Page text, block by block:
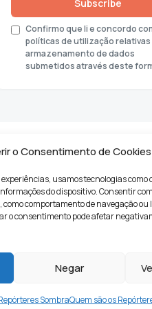
o Consentimento de Cookies
usamos tecnologias como
do dispositivo. Consentir
comportamento de navegação ou
o consentimento pode afetar
Negar
SombraQuem são os
Subscribe
Confirmo que li e concordo
políticas de utilização relativas
armazenamento de dados
submetidos através deste